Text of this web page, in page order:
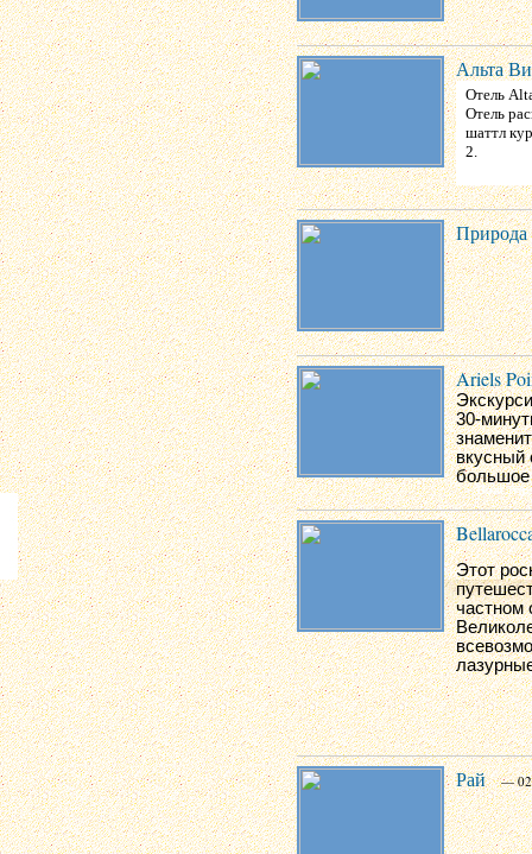
Альта
Отель
Отель
шаттл
2.
Природа
Ariels
30-
вкусный
большое
Этот
частном
Рай —